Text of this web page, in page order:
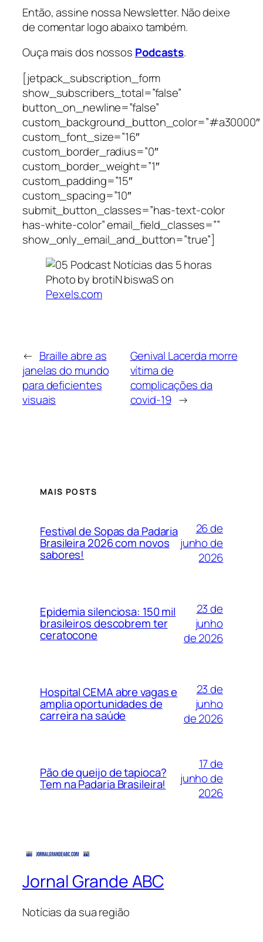
Então, assine nossa Newsletter. Não deixe
de comentar logo abaixo também.
Ouça mais dos nossos Podcasts.
[jetpack_subscription_form
show_subscribers_total=”false”
button_on_newline=”false”
custom_background_button_color=”#a30000″
custom_font_size=”16″
custom_border_radius=”0″
custom_border_weight=”1″
custom_padding=”15″
custom_spacing=”10″
submit_button_classes=”has-text-color
has-white-color” email_field_classes=””
show_only_email_and_button=”true”]
Photo by brotiN biswaS on
Pexels.com
← Braille abre as
janelas do mundo
para deficientes
visuais
Genival Lacerda morre
vítima de
complicações da
covid-19 →
MAIS POSTS
Festival de Sopas da Padaria
Brasileira 2026 com novos
sabores!
26 de
junho de
2026
Epidemia silenciosa: 150 mil
brasileiros descobrem ter
ceratocone
23 de
junho
de 2026
Hospital CEMA abre vagas e
amplia oportunidades de
carreira na saúde
23 de
junho
de 2026
Pão de queijo de tapioca?
Tem na Padaria Brasileira!
17 de
junho de
2026
Jornal Grande ABC
Notícias da sua região